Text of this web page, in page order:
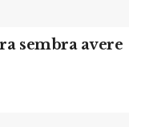
sembra avere